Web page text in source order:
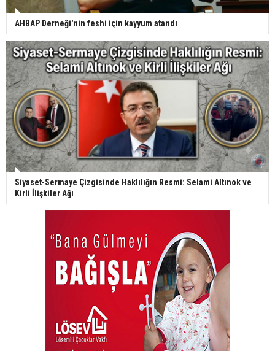
AHBAP Derneği'nin feshi için kayyum atandı
Siyaset-Sermaye Çizgisinde Haklılığın Resmi: Selami Altınok ve
Kirli İlişkiler Ağı